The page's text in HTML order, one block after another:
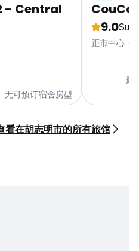
- Central
无可预订宿舍房型
9.0
距市中心
最
看在胡志明市的所有旅馆